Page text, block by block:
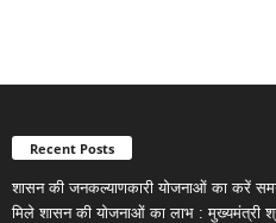
Recent Posts
शासन की जनकल्याणकारी योजनाओं का करें
मिले शासन की योजनाओं का लाभ : मुख्यमंत्री